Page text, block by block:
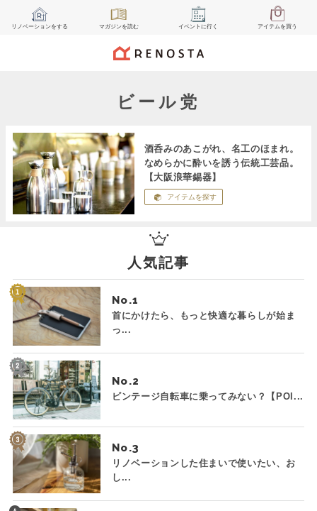
リノベーションをする マガジンを読む イベント に行く アイテムを買う
ビール党
酒呑みのあこがれ、名工のほまれ。
なめらかに酔いを誘う伝統工芸品。
【大阪浪華錫器】
アイテムを探す
人気記事
No.
首にかけたら、もっと快適な暮らしが始ま
っ...
No.
ビンテージ自転車に乗ってみない？【POI...
No.
リノベーションした住まいで使いたい、お
し...